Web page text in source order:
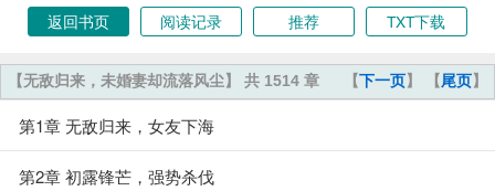
返回书页
阅读记录 推荐 TXT下载
【下一页】 【尾页】
【无敌归来，未婚妻却流落风尘】 共 1514 章
第1章 无敌归来，女友下海
第2章 初露锋芒，强势杀伐